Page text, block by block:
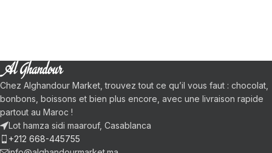
Chez Alghandour Market, trouvez tout ce qu’il vous faut : chocolat,
bonbons, boissons et bien plus encore, avec une livraison rapide
partout au Maroc !
Lot hamza sidi maarouf, Casablanca
+212 668-445755